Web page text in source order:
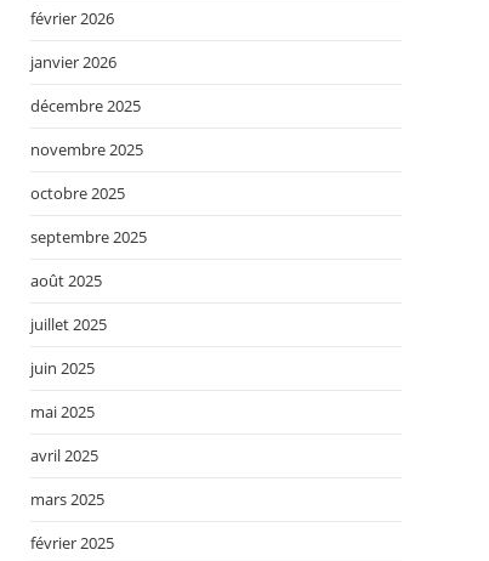
février 2026
janvier 2026
décembre 2025
novembre 2025
octobre 2025
septembre 2025
août 2025
juillet 2025
juin 2025
mai 2025
avril 2025
mars 2025
février 2025